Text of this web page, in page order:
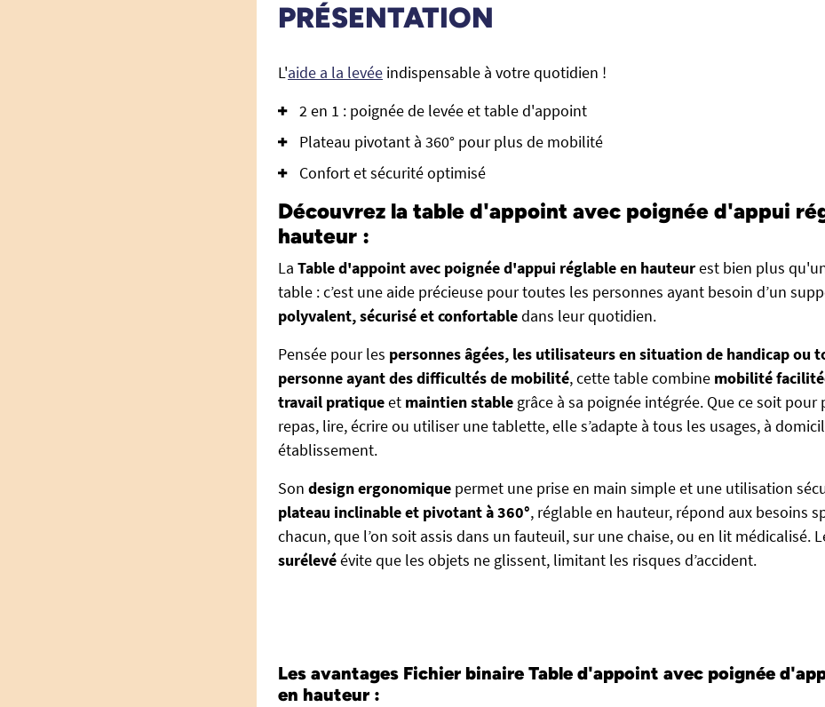
PRÉSENTATION
L'aide a la levée indispensable à votre quotidien !
2 en 1 : poignée de levée et table d'appoint
Plateau pivotant à 360° pour plus de mobilité
Confort et sécurité optimisé
Découvrez la table d'appoint avec poignée d'appui
hauteur :
La Table d'appoint avec poignée d'appui réglable en hauteurest bien plus
table : c’est une aide précieuse pour toutes les personnes ayant besoin d’un
polyvalent, sécurisé et confortabledans leur quotidien.
Pensée pour les personnes âgées, les utilisateurs en situation de handicap ou
personne ayant des difficultés de mobilité, cette table combine mobilité
travail pratiqueet maintien stable grâce à sa poignée intégrée. Que ce soit pour
repas, lire, écrire ou utiliser une tablette, elle s’adapte à tous les usages, à
établissement.
Son design ergonomique permet une prise en main simple et une utilisation
plateau inclinable et pivotant à 360°, réglable en hauteur, répond aux besoins
chacun, que l’on soit assis dans un fauteuil, sur une chaise, ou en lit médicalisé.
surélevéévite que les objets ne glissent, limitant les risques d’accident.
Les avantages Fichier binaire Table d'appoint avec poignée
en hauteur :